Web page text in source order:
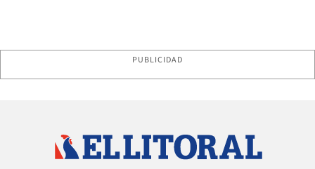
PUBLICIDAD